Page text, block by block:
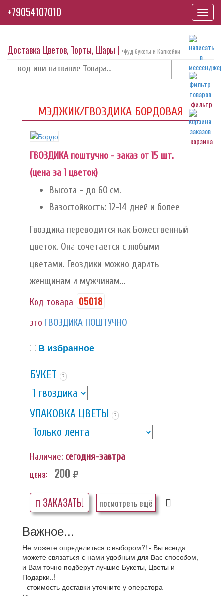
фильтр
корзина
Доставка Цветов, Торты, Шары | +фуд букеты и Капкейки
МЭДЖИК/ГВОЗДИКА БОРДОВАЯ
ГВОЗДИКА поштучно - заказ от 15 шт.
(цена за 1 цветок)
Высота - до 60 см.
Вазостойкость: 12-14 дней и более
Гвоздика переводится как Божественный
цветок. Она сочетается с любыми
цветами. Гвоздики можно дарить
женщинам и мужчинам...
Код товара: 05018
это ГВОЗДИКА ПОШТУЧНО
В избранное
БУКЕТ ?
УПАКОВКА ЦВЕТЫ ?
Наличие: сегодня-завтра
цена: 200 руб.
ЗАКАЗАТЬ! посмотреть ещё
Важное...
Не можете определиться с выбором?! - Вы всегда
можете связаться с нами удобным для Вас способом,
и Вам точно подберут лучшие Букеты, Цветы и
Подарки..!
- стоимость доставки уточните у оператора
+79054107010